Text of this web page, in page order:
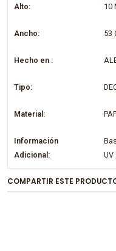
Alto: 10
Ancho: 53
Hecho en :
Tipo:
Material:
Información
Adicional:
UV
COMPARTIR ESTE